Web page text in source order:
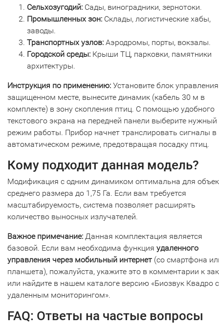
Сельхозугодий: Сады, виноградники, зернотоки.
Промышленных зон: Склады, логистические хабы,
заводы.
Транспортных узлов: Аэродромы, порты, вокзалы.
Городской среды: Крыши ТЦ, парковки, памятники
архитектуры.
Инструкция по применению: Установите блок
защищенном месте, вынесите динамик (кабель 30 м в
комплекте) в зону скопления птиц. С помощью удобного
текстового экрана на передней панели выберите нужный
режим работы. Прибор начнет транслировать сигналы в
автоматическом режиме, предотвращая посадку птиц.
Кому подходит данная модель?
Модификация с одним динамиком оптимальна для
среднего размера до 1,75 Га. Если вам требуется
масштабируемость, система позволяет расширять
количество выносных излучателей.
Важное примечание: Данная комплектация является
базовой. Если вам необходима функция удаленного
управления через мобильный интернет (со смартфона
планшета), пожалуйста, укажите это в комментарии к
или найдите в нашем каталоге версию «Биозвук Квадро с
удаленным мониторингом».
FAQ: Ответы на частые вопросы